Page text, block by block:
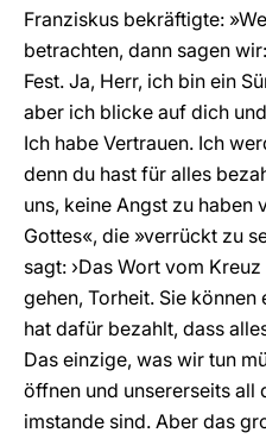
Franziskus bekräftigte:
betrachten, dann sagen
Fest. Ja, Herr, ich bin ein
aber ich blicke auf dich
Ich habe Vertrauen. Ich
denn du hast für alles
uns, keine Angst zu
Gottes«, die »verrückt zu
sagt: ›Das Wort vom
gehen, Torheit. Sie
hat dafür bezahlt, dass
Das einzige, was wir tun
öffnen und unsererseits all
imstande sind. Aber das